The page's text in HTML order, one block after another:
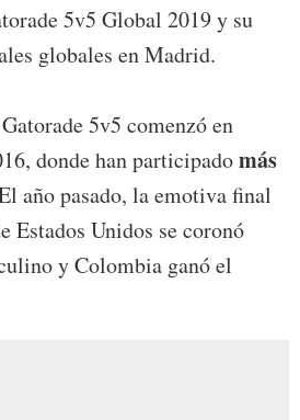
5v5 Global 2019 y su
globales en Madrid.
5v5 comenzó en
donde han participadomás
año pasado, la emotiva final
Estados Unidos se coronó
y Colombia ganó el